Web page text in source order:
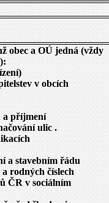
obec a OÚ jedná (vždy
v obcích
a příjmení
ulic .
a stavebním řádu
rodných číslech
ČR v sociálním